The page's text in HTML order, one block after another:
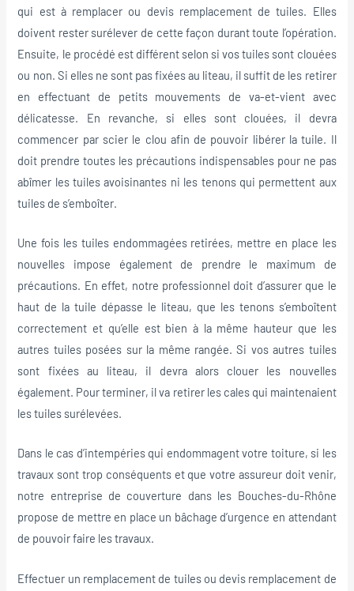
qui est à remplacer ou devis remplacement de tuiles. Elles
doivent rester surélever de cette façon durant toute l’opération.
Ensuite, le procédé est différent selon si vos tuiles sont clouées
ou non. Si elles ne sont pas fixées au liteau, il suffit de les retirer
en effectuant de petits mouvements de va-et-vient avec
délicatesse. En revanche, si elles sont clouées, il devra
commencer par scier le clou afin de pouvoir libérer la tuile. Il
doit prendre toutes les précautions indispensables pour ne pas
abîmer les tuiles avoisinantes ni les tenons qui permettent aux
tuiles de s’emboîter.
Une fois les tuiles endommagées retirées, mettre en place les
nouvelles impose également de prendre le maximum de
précautions. En effet, notre professionnel doit d’assurer que le
haut de la tuile dépasse le liteau, que les tenons s’emboîtent
correctement et qu’elle est bien à la même hauteur que les
autres tuiles posées sur la même rangée. Si vos autres tuiles
sont fixées au liteau, il devra alors clouer les nouvelles
également. Pour terminer, il va retirer les cales qui maintenaient
les tuiles surélevées.
Dans le cas d’intempéries qui endommagent votre toiture, si les
travaux sont trop conséquents et que votre assureur doit venir,
notre entreprise de couverture dans les Bouches-du-Rhône
propose de mettre en place un bâchage d’urgence en attendant
de pouvoir faire les travaux.
Effectuer un remplacement de tuiles ou devis remplacement de